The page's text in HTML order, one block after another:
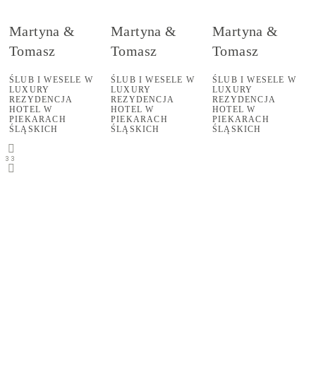
Martyna &
Tomasz
ŚLUB I WESELE W
LUXURY
REZYDENCJA
HOTEL W
PIEKARACH
ŚLĄSKICH
Martyna &
Tomasz
ŚLUB I WESELE W
LUXURY
REZYDENCJA
HOTEL W
PIEKARACH
ŚLĄSKICH
Martyna &
Tomasz
ŚLUB I WESELE W
LUXURY
REZYDENCJA
HOTEL W
PIEKARACH
ŚLĄSKICH
3 3